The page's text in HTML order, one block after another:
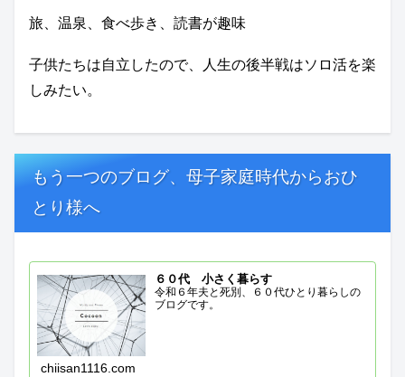
旅、温泉、食べ歩き、読書が趣味
子供たちは自立したので、人生の後半戦はソロ活を楽
しみたい。
もう一つのブログ、母子家庭時代からおひ
とり様へ
６０代 小さく暮らす
令和６年夫と死別、６０代ひとり暮らしの
ブログです。
chiisan1116.com